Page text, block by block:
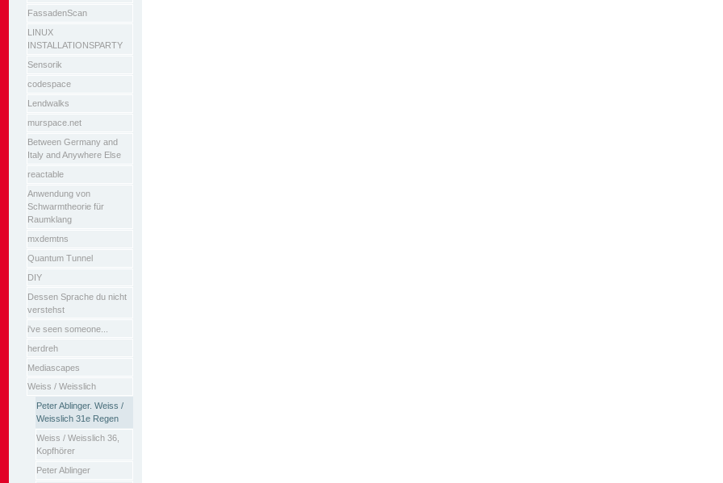
FassadenScan
LINUX
INSTALLATIONSPARTY
Sensorik
codespace
Lendwalks
murspace.net
Between Germany and
Italy and Anywhere Else
reactable
Anwendung von
Schwarmtheorie für
Raumklang
mxdemtns
Quantum Tunnel
DIY
Dessen Sprache du nicht
verstehst
i've seen someone...
herdreh
Mediascapes
Weiss / Weisslich
Peter Ablinger. Weiss /
Weisslich 31e Regen
Weiss / Weisslich 36,
Kopfhörer
Peter Ablinger